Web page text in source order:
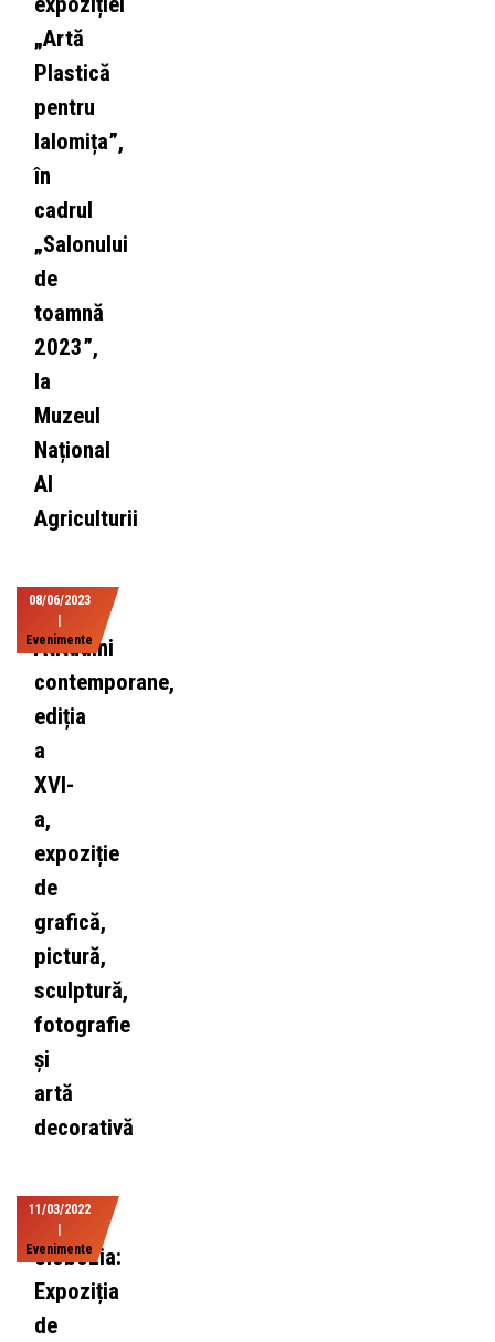
„Artă
Plastică
pentru
Ialomița”,
în
cadrul
„Salonului
de
toamnă
2023”,
la
Muzeul
Național
Al
Agriculturii
08/06/2023
Evenimente
Atitudini
contemporane,
ediția
a
XVI-
a,
expoziție
de
grafică,
pictură,
sculptură,
fotografie
și
artă
decorativă
11/03/2022
Evenimente
Slobozia:
Expoziția
de